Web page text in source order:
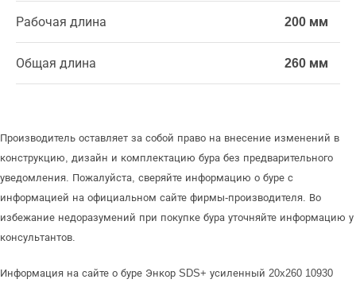
Рабочая длина 200 мм
Общая длина 260 мм
Производитель оставляет за собой право на внесение изменений в
конструкцию, дизайн и комплектацию бура без предварительного
уведомления. Пожалуйста, сверяйте информацию о буре с
информацией на официальном сайте фирмы-производителя. Во
избежание недоразумений при покупке бура уточняйте информацию у
консультантов.
Информация на сайте о буре Энкор SDS+ усиленный 20x260 10930